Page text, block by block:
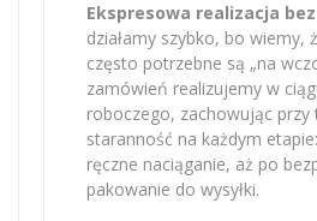
Ekspresowa realizacja
działamy szybko, bo wiemy,
często potrzebne są „na
zamówień realizujemy w
roboczego, zachowując przy
staranność na każdym
ręczne naciąganie, aż po
pakowanie do wysyłki.